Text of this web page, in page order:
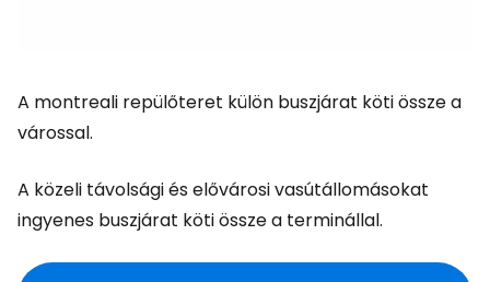
A montreali repülőteret külön buszjárat köti össze a
várossal.
A közeli távolsági és elővárosi vasútállomásokat
ingyenes buszjárat köti össze a terminállal.